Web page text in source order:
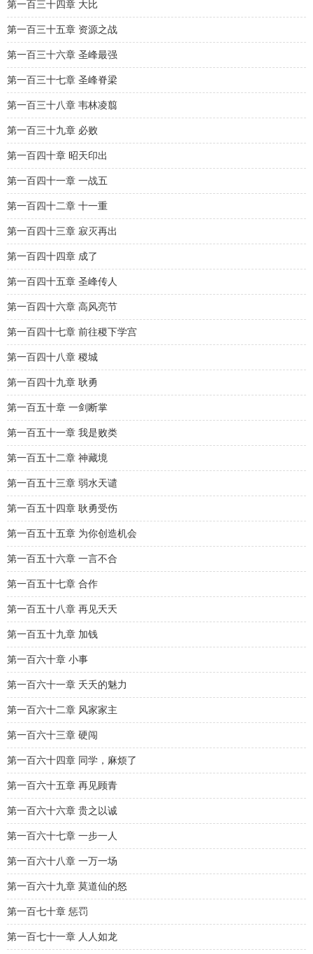
第一百三十四章 大比
第一百三十五章 资源之战
第一百三十六章 圣峰最强
第一百三十七章 圣峰脊梁
第一百三十八章 韦林凌翦
第一百三十九章 必败
第一百四十章 昭天印出
第一百四十一章 一战五
第一百四十二章 十一重
第一百四十三章 寂灭再出
第一百四十四章 成了
第一百四十五章 圣峰传人
第一百四十六章 高风亮节
第一百四十七章 前往稷下学宫
第一百四十八章 稷城
第一百四十九章 耿勇
第一百五十章 一剑断掌
第一百五十一章 我是败类
第一百五十二章 神藏境
第一百五十三章 弱水天谴
第一百五十四章 耿勇受伤
第一百五十五章 为你创造机会
第一百五十六章 一言不合
第一百五十七章 合作
第一百五十八章 再见夭夭
第一百五十九章 加钱
第一百六十章 小事
第一百六十一章 夭夭的魅力
第一百六十二章 风家家主
第一百六十三章 硬闯
第一百六十四章 同学，麻烦了
第一百六十五章 再见顾青
第一百六十六章 贵之以诚
第一百六十七章 一步一人
第一百六十八章 一万一场
第一百六十九章 莫道仙的怒
第一百七十章 惩罚
第一百七十一章 人人如龙